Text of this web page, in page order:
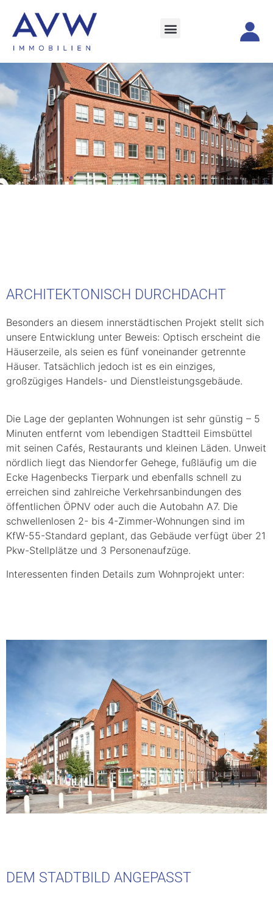
ARCHITEKTONISCH DURCHDACHT
Besonders an diesem innerstädtischen Projekt stellt sich
unsere Entwicklung unter Beweis: Optisch erscheint die
Häuserzeile, als seien es fünf voneinander getrennte
Häuser. Tatsächlich jedoch ist es ein einziges,
großzügiges Handels- und Dienstleistungsgebäude.
Die Lage der geplanten Wohnungen ist sehr günstig – 5
Minuten entfernt vom lebendigen Stadtteil Eimsbüttel
mit seinen Cafés, Restaurants und kleinen Läden. Unweit
nördlich liegt das Niendorfer Gehege, fußläufig um die
Ecke Hagenbecks Tierpark und ebenfalls schnell zu
erreichen sind zahlreiche Verkehrsanbindungen des
öffentlichen ÖPNV oder auch die Autobahn A7. Die
schwellenlosen 2- bis 4-Zimmer-Wohnungen sind im
KfW-55-Standard geplant, das Gebäude verfügt über 21
Pkw-Stellplätze und 3 Personenaufzüge.
Interessenten finden Details zum Wohnprojekt unter:
DEM STADTBILD ANGEPASST